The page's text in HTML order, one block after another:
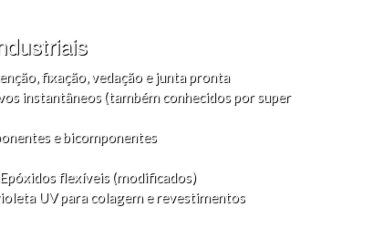
fixação, vedação e junta pronta
instantâneos (também conhecidos por super
e bicomponentes
flexíveis (modificados)
UV para colagem e revestimentos